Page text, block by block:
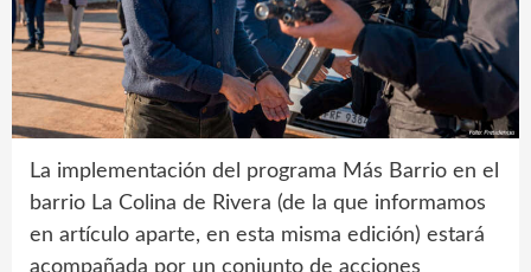
La implementación del programa Más Barrio en el
barrio La Colina de Rivera (de la que informamos
en artículo aparte, en esta misma edición) estará
acompañada por un conjunto de acciones